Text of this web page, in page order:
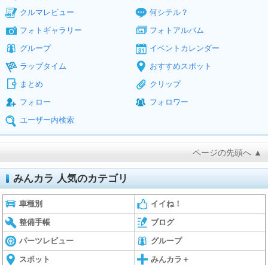
クルマレビュー
何シテル？
フォトギャラリー
フォトアルバム
グループ
イベントカレンダー
ラップタイム
おすすめスポット
まとめ
クリップ
フォロー
フォロワー
ユーザー内検索
ページの先頭へ ▲
みんカラ 人気のカテゴリ
車種別 イイね！
整備手帳 ブログ
パーツレビュー グループ
スポット みんカラ＋